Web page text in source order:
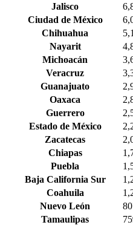
Jalisco
Ciudad de México
Chihuahua
Nayarit
Michoacán
Veracruz
Guanajuato
Oaxaca
Guerrero
Estado de México
Zacatecas
Chiapas
Puebla
Baja California Sur
Coahuila
Nuevo León
Tamaulipas